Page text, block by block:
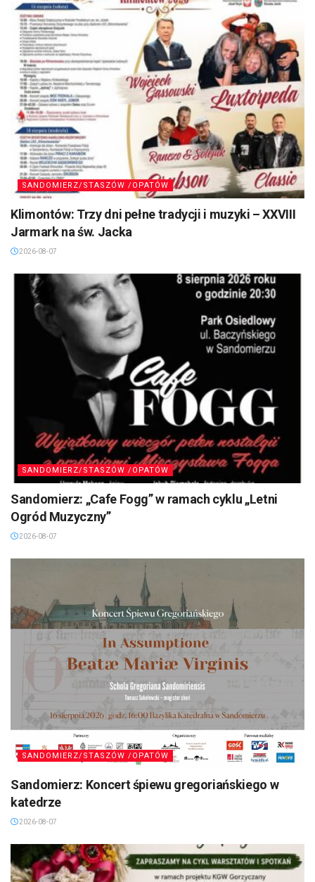
SANDOMIERZ/STASZÓW /OPATÓW
Klimontów: Trzy dni pełne tradycji i muzyki – XXVIII
Jarmark na św. Jacka
2026-08-07
SANDOMIERZ/STASZÓW /OPATÓW
Sandomierz: „Cafe Fogg” w ramach cyklu „Letni
Ogród Muzyczny”
2026-08-07
SANDOMIERZ/STASZÓW /OPATÓW
Sandomierz: Koncert śpiewu gregoriańskiego w
katedrze
2026-08-07